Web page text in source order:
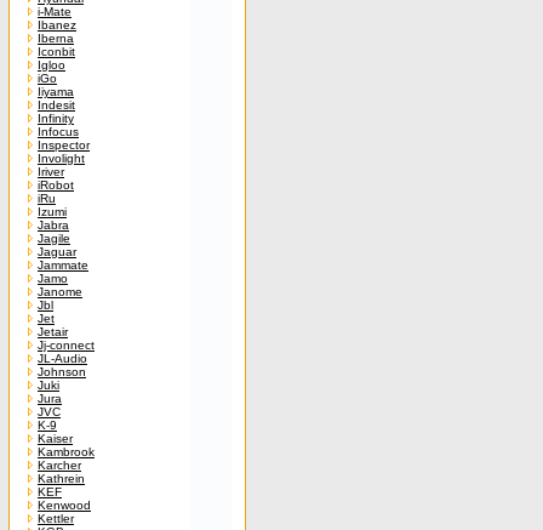
i-Mate
Ibanez
Iberna
Iconbit
Igloo
iGo
Iiyama
Indesit
Infinity
Infocus
Inspector
Involight
Iriver
iRobot
iRu
Izumi
Jabra
Jagile
Jaguar
Jammate
Jamo
Janome
Jbl
Jet
Jetair
Jj-connect
JL-Audio
Johnson
Juki
Jura
JVC
K-9
Kaiser
Kambrook
Karcher
Kathrein
KEF
Kenwood
Kettler